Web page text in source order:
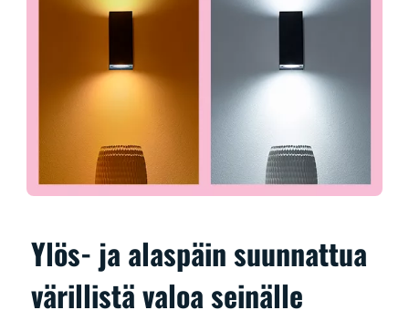
Ylös- ja alaspäin suunnattua
värillistä valoa seinälle